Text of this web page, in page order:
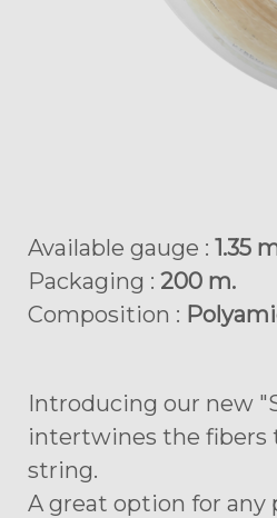
Available gauge : 1.35
Packaging : 200 m.
Composition :
Introducing our new
intertwines the fibers
string.
A great option for